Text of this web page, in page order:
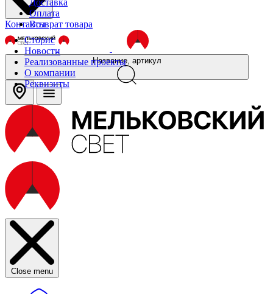
Доставка
Оплата
Возврат товара
Сторис
Новости
Реализованные проекты
О компании
Реквизиты
Контакты
Название, артикул
Close menu